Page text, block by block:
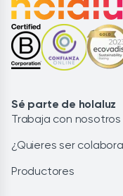
Sé parte de holaluz
Trabaja con nosotros
¿Quieres ser
Productores